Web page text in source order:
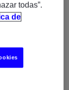
CV o
de mi
todas”.
de